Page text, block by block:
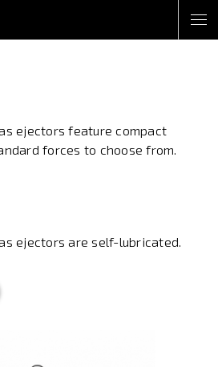
ejectors feature compact
forces to choose from.
ejectors are self-lubricated.